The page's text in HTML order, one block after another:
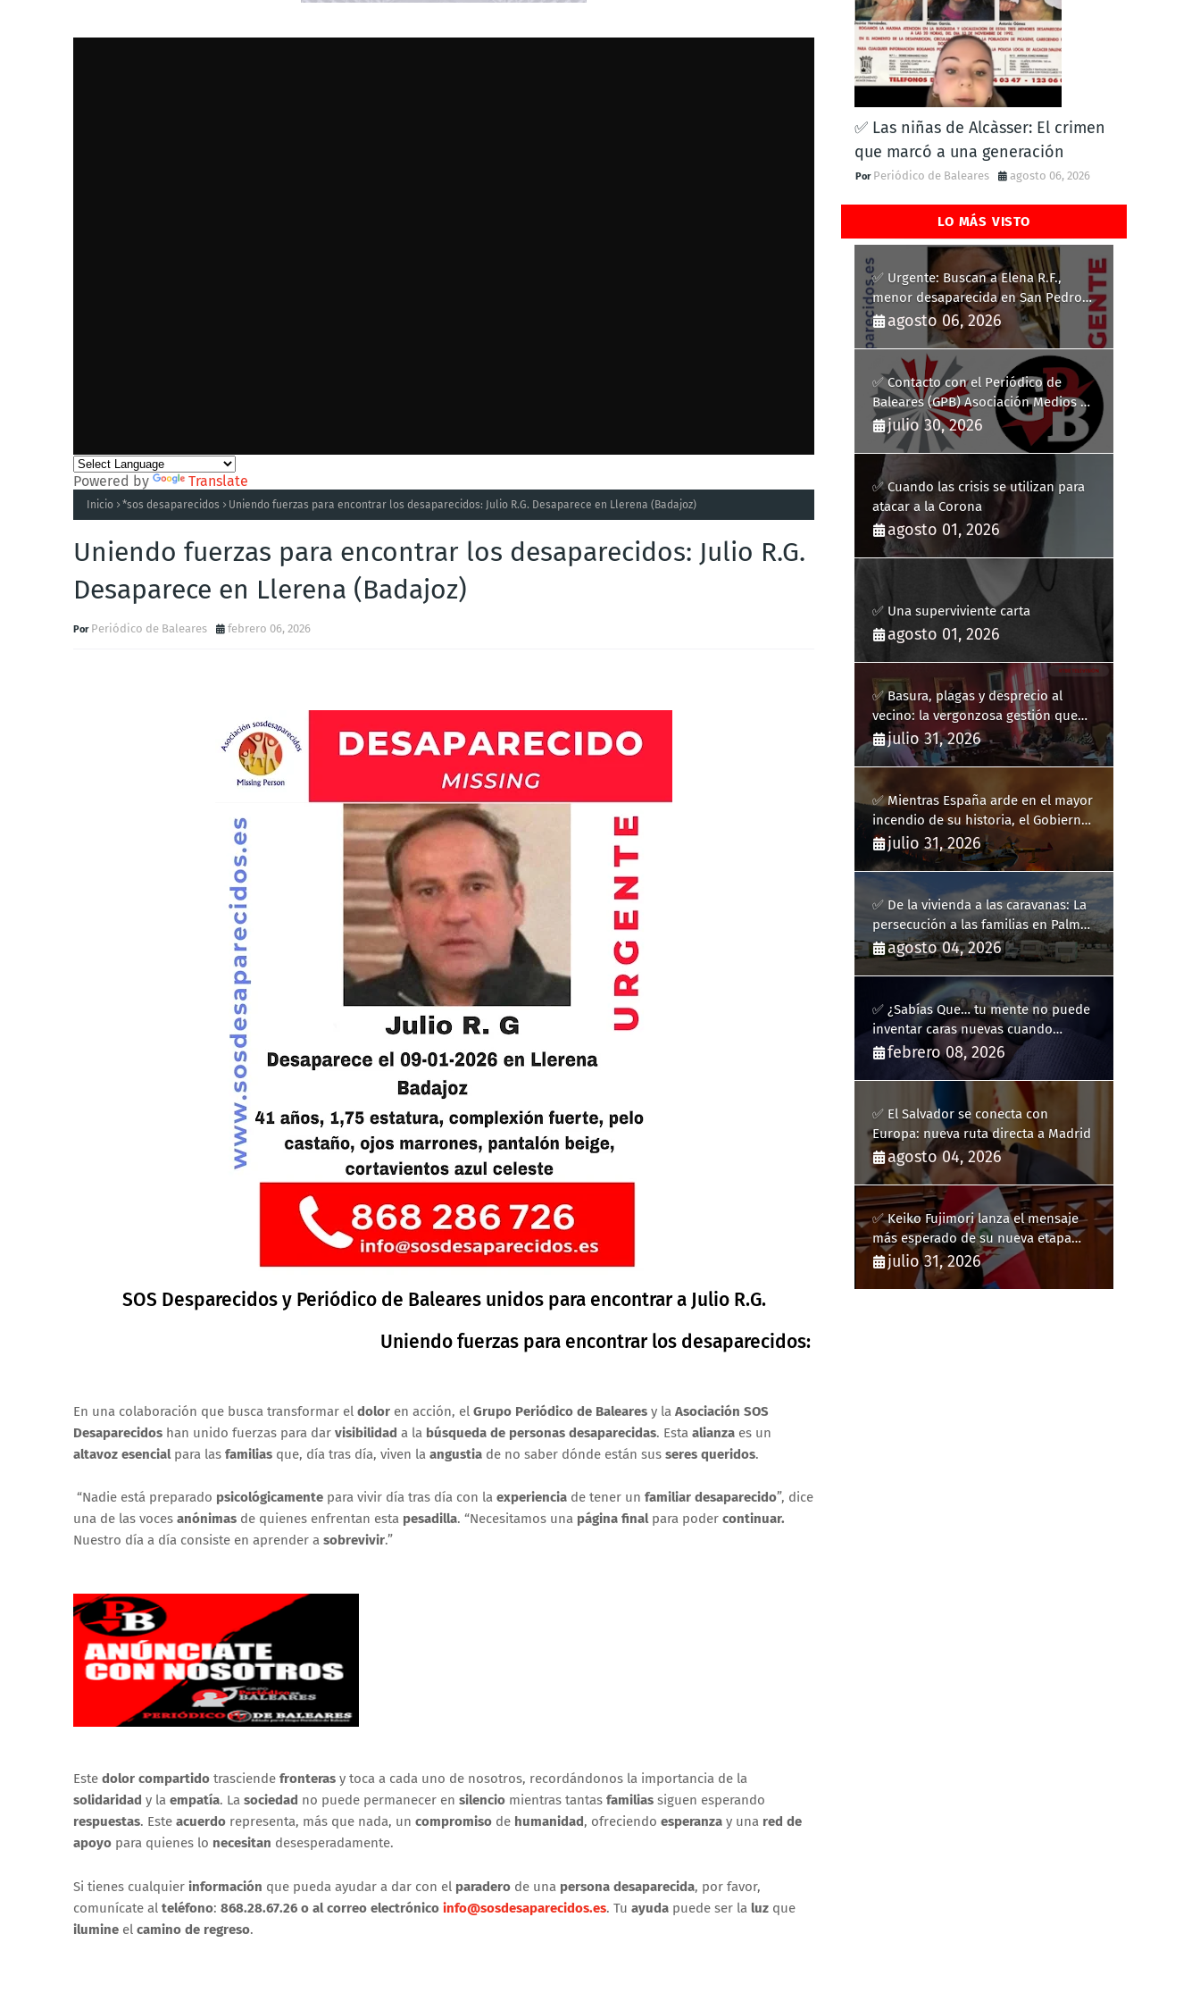
Powered by Translate
Inicio *sos desaparecidos Uniendo fuerzas para encontrar los desaparecidos: Julio R.G. Desaparece en Llerena (Badajoz)
Uniendo fuerzas para encontrar los desaparecidos: Julio R.G.
Desaparece en Llerena (Badajoz)
Periódico de Baleares febrero 06, 2026
SOS Desparecidos y Periódico de Baleares unidos para encontrar a Julio R.G.
Uniendo fuerzas para encontrar los desaparecidos: Julio R.G. Desaparece en Llerena (Badajoz).
En una colaboración que busca transformar el dolor en acción, el Grupo Periódico de Baleares y la Asociación SOS
Desaparecidos han unido fuerzas para dar visibilidad a la búsqueda de personas desaparecidas. Esta alianza es un
altavoz esencialpara las familias que, día tras día, viven la angustia de no saber dónde están sus seres queridos.
“Nadie está preparado psicológicamente para vivir día tras día con la experiencia de tener un familiar desaparecido”, dice
una de las voces anónimas de quienes enfrentan esta pesadilla. “Necesitamos una página finalpara poder continuar.
Nuestro día a día consiste en aprender a sobrevivir.”
Este dolor compartido trasciende fronteras y toca a cada uno de nosotros, recordándonos la importancia de la
solidaridad y la empatía. La sociedad no puede permanecer en silencio mientras tantas familias siguen esperando
respuestas. Este acuerdo representa, más que nada, un compromiso de humanidad, ofreciendo esperanza y una red de
apoyo para quienes lo necesitan desesperadamente.
Si tienes cualquier información que pueda ayudar a dar con el paradero de una persona desaparecida, por favor,
comunícate al teléfono: 868.28.67.26 o al correo electrónico info@sosdesaparecidos.es. Tu ayuda puede ser la luz que
ilumine el camino de regreso.
✅ Las niñas de Alcàsser: El crimen
que marcó a una generación
Periódico de Baleares agosto 06, 2026
LO MÁS VISTO
✅ Urgente: Buscan a Elena R.F.,
menor desaparecida en San Pedro
del Pinatar
agosto 06, 2026
✅ Contacto con el Periódico de
Baleares (GPB) Asociación Medios de
Comunicación Digitales
julio 30, 2026
✅ Cuando las crisis se utilizan para
atacar a la Corona
agosto 01, 2026
✅ Una superviviente carta
agosto 01, 2026
✅ Basura, plagas y desprecio al
vecino: la vergonzosa gestión que
ha hecho estallar a Llucmajor
julio 31, 2026
✅ Mientras España arde en el mayor
incendio de su historia, el Gobierno
bloquea siete hidroaviones por
"ahorrarse" dinero
julio 31, 2026
✅ De la vivienda a las caravanas: La
persecución a las familias en Palma
y la complicidad de un fracaso
heredado
agosto 04, 2026
✅ ¿Sabías Que… tu mente no puede
inventar caras nuevas cuando
sueñas?
febrero 08, 2026
✅ El Salvador se conecta con
Europa: nueva ruta directa a Madrid
agosto 04, 2026
✅ Keiko Fujimori lanza el mensaje
más esperado de su nueva etapa
como presidenta de Perú
julio 31, 2026